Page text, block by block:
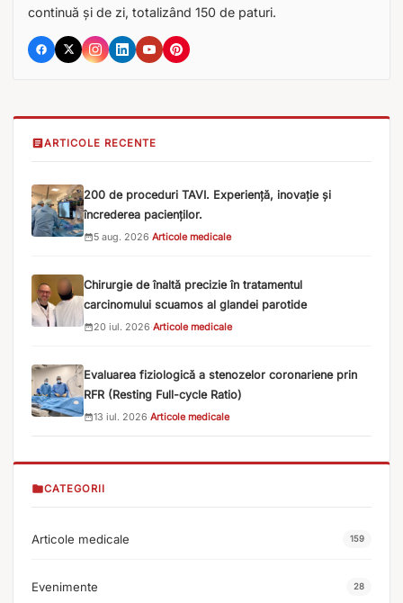
continuă și de zi, totalizând 150 de paturi.
ARTICOLE RECENTE
200 de proceduri TAVI. Experiență, inovație și
încrederea pacienților.
5 aug. 2026·Articole medicale
Chirurgie de înaltă precizie în tratamentul
carcinomului scuamos al glandei parotide
20 iul. 2026·Articole medicale
Evaluarea fiziologică a stenozelor coronariene prin
RFR (Resting Full-cycle Ratio)
13 iul. 2026·Articole medicale
CATEGORII
Articole medicale 159
Evenimente 28